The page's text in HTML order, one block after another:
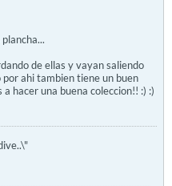
de ellas y vayan saliendo
ahi tambien tiene un buen
hacer una buena coleccion!! :) :)